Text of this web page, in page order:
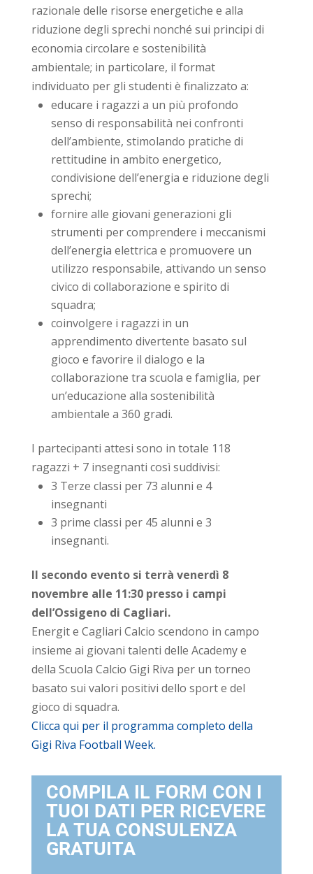
razionale delle risorse energetiche e alla
riduzione degli sprechi nonché sui principi di
economia circolare e sostenibilità
ambientale; in particolare, il format
individuato per gli studenti è finalizzato a:
educare i ragazzi a un più profondo
senso di responsabilità nei confronti
dell’ambiente, stimolando pratiche di
rettitudine in ambito energetico,
condivisione dell’energia e riduzione degli
sprechi;
fornire alle giovani generazioni gli
strumenti per comprendere i meccanismi
dell’energia elettrica e promuovere un
utilizzo responsabile, attivando un senso
civico di collaborazione e spirito di
squadra;
coinvolgere i ragazzi in un
apprendimento divertente basato sul
gioco e favorire il dialogo e la
collaborazione tra scuola e famiglia, per
un’educazione alla sostenibilità
ambientale a 360 gradi.
I partecipanti attesi sono in totale 118
ragazzi + 7 insegnanti così suddivisi:
3 Terze classi per 73 alunni e 4
insegnanti
3 prime classi per 45 alunni e 3
insegnanti.
Il secondo evento si terrà venerdì 8
novembre alle 11:30 presso i campi
dell’Ossigeno di Cagliari.
Energite Cagliari Calcio scendono in campo
insieme ai giovani talenti delle Academy e
della Scuola Calcio Gigi Riva per un torneo
basato sui valori positivi dello sport e del
gioco di squadra.
Clicca qui per il programma completo della
Gigi Riva Football Week.
COMPILA IL FORM CON I
TUOI DATI PER RICEVERE
LA TUA CONSULENZA
GRATUITA